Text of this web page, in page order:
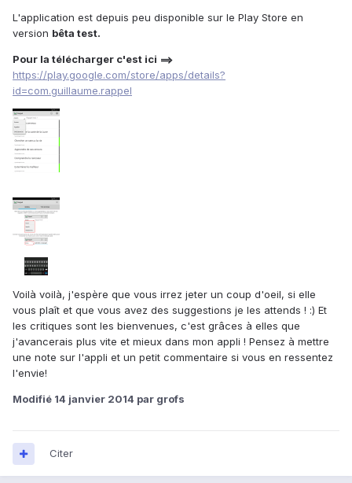
L'application est depuis peu disponible sur le Play Store en
version bêta test.
Pour la télécharger c'est ici ==>
https://play.google.com/store/apps/details?
id=com.guillaume.rappel
Voilà voilà, j'espère que vous irrez jeter un coup d'oeil, si elle
vous plaît et que vous avez des suggestions je les attends ! :) Et
les critiques sont les bienvenues, c'est grâces à elles que
j'avancerais plus vite et mieux dans mon appli ! Pensez à mettre
une note sur l'appli et un petit commentaire si vous en ressentez
l'envie!
Modifié 14 janvier 2014 par grofs
Citer